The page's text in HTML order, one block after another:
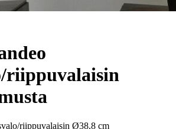
riippuvalaisin
riippuvalaisin Ø38,8 cm